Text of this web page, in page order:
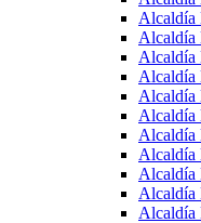
Alcaldía
Alcaldía
Alcaldía
Alcaldía
Alcaldía
Alcaldía
Alcaldía
Alcaldía
Alcaldía
Alcaldía
Alcaldía